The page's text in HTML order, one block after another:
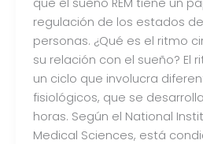
regulación de los estados
personas. ¿Qué es el ritmo
su relación con el sueño? El
un ciclo que involucra
fisiológicos, que se
horas. Según el National
Medical Sciences, está